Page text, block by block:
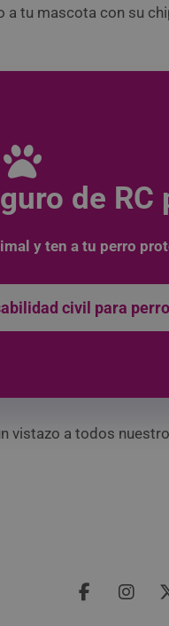
tu mascota con su
de RC
y ten a tu perro
civil para
vistazo a todos